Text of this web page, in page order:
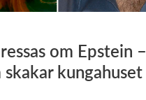
om Epstein –
kungahuset